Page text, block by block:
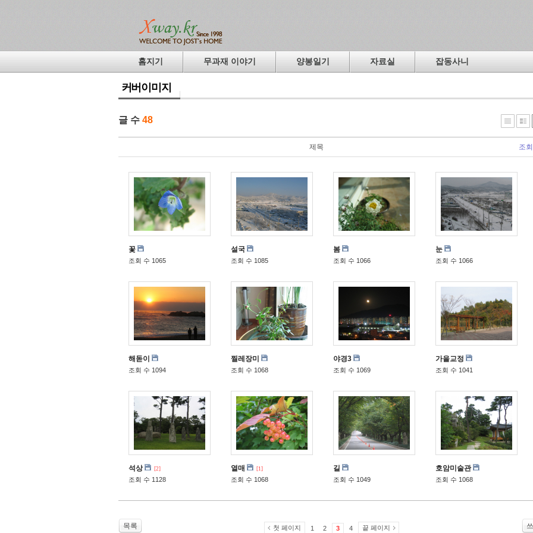
홈지기 무과재 이야기 양봉일기 자료실 잡동사니
커버이미지
글 수 48
제목 조
꽃
조회 수 1065
설국
조회 수 1085
봄
조회 수 1066
눈
조회 수 1066
해돋이
조회 수 1094
찔레장미
조회 수 1068
야경3
조회 수 1069
가을교정
조회 수 1041
석상 [2]
조회 수 1128
열매 [1]
조회 수 1068
길
조회 수 1049
호암미술관
조회 수 1068
목록 첫 페이지 1 2 3 4 끝 페이지